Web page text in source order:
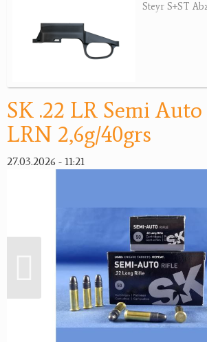
Jagdangebote
Bücher, Videos
Antikes
Geschenke
Steyr S+ST
SK .22 LR Semi
LRN 2,6g/40grs
27.03.2026 - 11:21